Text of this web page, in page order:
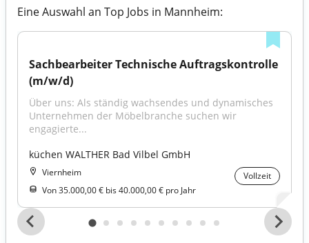
Eine Auswahl an Top Jobs in Mannheim:
Sachbearbeiter Technische Auftragskontrolle
(m/w/d)
Über uns: Als ständig wachsendes und dynamisches
Unternehmen der Möbelbranche suchen wir
engagierte...
küchen WALTHER Bad Vilbel GmbH
Viernheim
Vollzeit
Von 35.000,00 € bis 40.000,00 € pro Jahr